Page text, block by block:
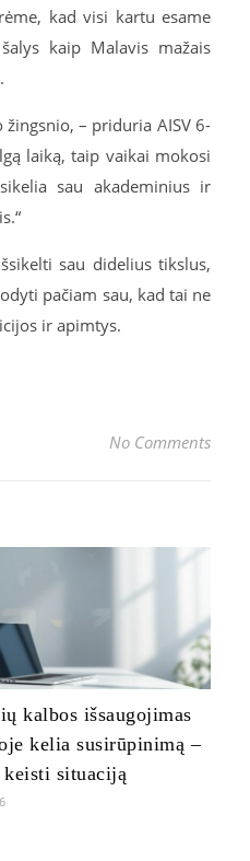
kad visi kartu esame
kaip Malavis mažais
– priduria AISV 6-
laiką, taip vaikai mokosi
sau akademinius ir
sau didelius tikslus,
pačiam sau, kad tai ne
ir apimtys.
No Comments
kalbos išsaugojimas
kelia susirūpinimą –
keisti situaciją